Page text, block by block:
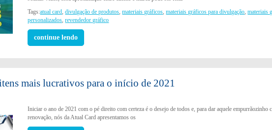
Tags:atual card ,divulgação de produtos ,materiais gráficos ,materiais gráficos para divulgação ,materiais
personalizados ,revendedor gráfico
continue lendo
mais lucrativos para o início de 2021
Iniciar o ano de 2021 com o pé direito com certeza é o desejo de todos e, para dar aquele empurrãozinho
renovação, nós da Atual Card apresentamos os